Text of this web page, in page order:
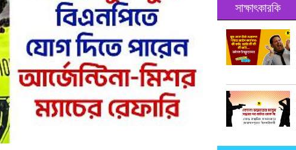
সাক্ষাৎকারকি